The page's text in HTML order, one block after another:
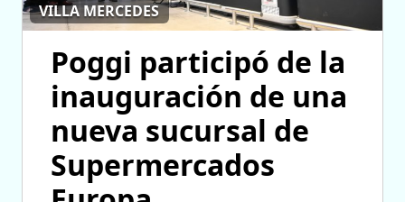
VILLA MERCEDES
Poggi participó de la
inauguración de una
nueva sucursal de
Supermercados